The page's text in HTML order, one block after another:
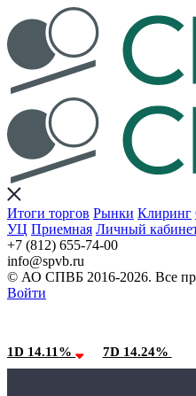
Итоги торгов Рынки Клиринг
УЦ Приемная Личный
+7 (812) 655-74-00
info@spvb.ru
© АО СПВБ 2016-2026. Все
Войти
1D 14.11% 7D 14.24%